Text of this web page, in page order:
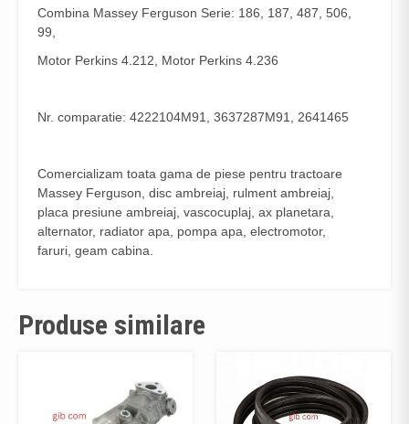
Combina Massey Ferguson Serie: 186, 187, 487, 506,
99,
Motor Perkins 4.212, Motor Perkins 4.236
Nr. comparatie: 4222104M91, 3637287M91, 2641465
Comercializam toata gama de piese pentru tractoare
Massey Ferguson, disc ambreiaj, rulment ambreiaj,
placa presiune ambreiaj, vascocuplaj, ax planetara,
alternator, radiator apa, pompa apa, electromotor,
faruri, geam cabina.
Produse similare